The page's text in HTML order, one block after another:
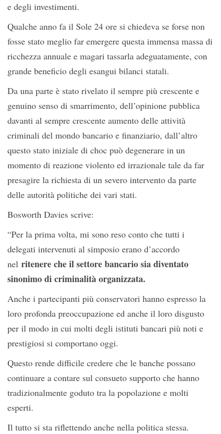
e degli investimenti.
Qualche anno fa il Sole 24 ore si chiedeva se forse non
fosse stato meglio far emergere questa immensa massa di
ricchezza annuale e magari tassarla adeguatamente, con
grande beneficio degli esangui bilanci statali.
Da una parte è stato rivelato il sempre più crescente e
genuino senso di smarrimento, dell’opinione pubblica
davanti al sempre crescente aumento delle attività
criminali del mondo bancario e finanziario, dall’altro
questo stato iniziale di choc può degenerare in un
momento di reazione violento ed irrazionale tale da far
presagire la richiesta di un severo intervento da parte
delle autorità politiche dei vari stati.
Bosworth Davies scrive:
“Per la prima volta, mi sono reso conto che tutti i
delegati intervenuti al simposio erano d’accordo
nel ritenere che il settore bancario sia diventato
sinonimo di criminalità organizzata.
Anche i partecipanti più conservatori hanno espresso la
loro profonda preoccupazione ed anche il loro disgusto
per il modo in cui molti degli istituti bancari più noti e
prestigiosi si comportano oggi.
Questo rende difficile credere che le banche possano
continuare a contare sul consueto supporto che hanno
tradizionalmente goduto tra la popolazione e molti
esperti.
Il tutto si sta riflettendo anche nella politica stessa.